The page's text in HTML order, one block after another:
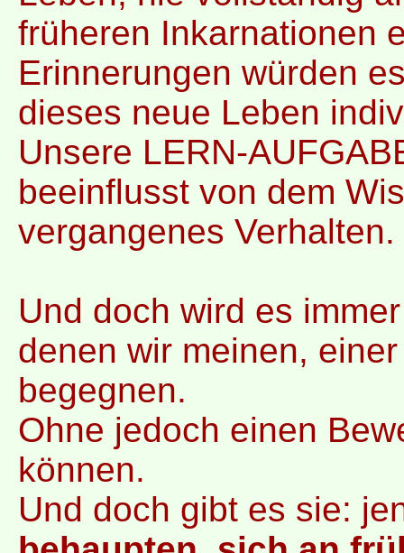
früheren Inkarnationen
Erinnerungen würden
dieses neue Leben
Unsere LERN-
beeinflusst von dem
vergangenes Verhalten.
Und doch wird es
denen wir meinen, einer
begegnen.
Ohne jedoch einen
können.
Und doch gibt es sie: